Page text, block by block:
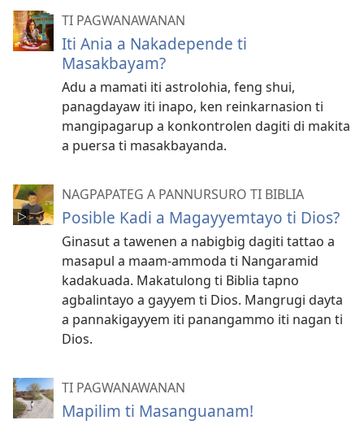
TI PAGWANAWANAN
Iti Ania a Nakadepende ti
Masakbayam?
Adu a mamati iti astrolohia, feng shui,
panagdayaw iti inapo, ken reinkarnasion ti
mangipagarup a konkontrolen dagiti di makita
a puersa ti masakbayanda.
NAGPAPATEG A PANNURSURO TI BIBLIA
Posible Kadi a Magayyemtayo ti Dios?
Ginasut a tawenen a nabigbig dagiti tattao a
masapul a maam-ammoda ti Nangaramid
kadakuada. Makatulong ti Biblia tapno
agbalintayo a gayyem ti Dios. Mangrugi dayta
a pannakigayyem iti panangammo iti nagan ti
Dios.
TI PAGWANAWANAN
Mapilim ti Masanguanam!